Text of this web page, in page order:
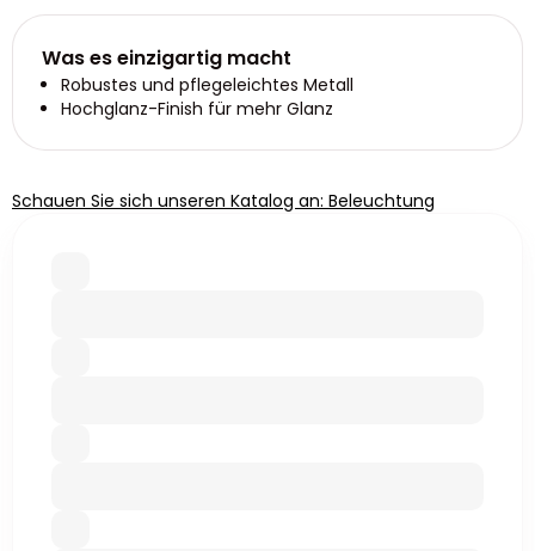
Was es einzigartig macht
Robustes und pflegeleichtes Metall
Hochglanz-Finish für mehr Glanz
Schauen Sie sich unseren Katalog an: Beleuchtung